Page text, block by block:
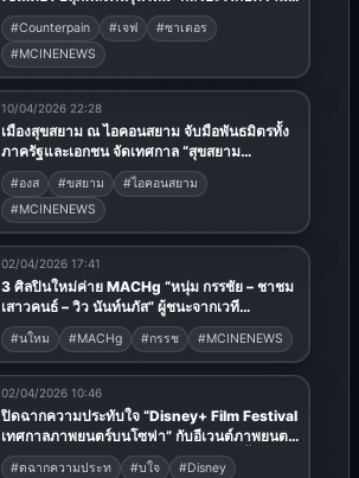
ปวด” เปลี่ยน Pain เป็น Passion
#Counterpain #เจฟ
#ซาเตอร
#MCINENEWS
10/04/2026 22:28
เมืองสุขสยาม ณ ไอคอนสยาม จับมือพันธมิตรทั้ง
ภาครัฐและเอกชน จัดเทศกาล “สุขสยาม
สนุกสนาน สงกรานต์ บ้านฉัน” รวมสารพัดกิจกรรม
ความสุขสนุกแบบไทย วันนี้ -15 เมษายน 2569
ณ เมืองสุขสยาม ชั้น G ไอคอนสยาม
#องส #ขสยาม
#ไอคอนสยาม
#MCINENEWS
02/04/2026 17:41
3 ศิลปินใหม่ค่าย MACHg “หนุ่ม กรรชัย – ชาชม
เสาวคนธ์ – วิว นันท์นภัส” ผู้ชนะจากเวที
Audition ภายใต้การดูแลโดยทีมผู้บริหารตัวท็อป
‘ก้อง ห้วยไร่’ และ ‘แบงค์–รัฐวิชญ์’ พร้อมด้วย
‘โอม–ปัณฑพล’
#นใหม #MACHg #กรรช #MCINENEWS
02/04/2026 10:46
ปิดฉากความประทับใจ “Disney+ Film Festival
เทศกาลภาพยนตร์บนโซฟา” กับอีเวนต์ภาพยนตร์
แห่งปีใจกลางตลาดน้อยที่คอหนังต้องยกนิ้วให้
#ดฉากความประท #บใจ
#Disney